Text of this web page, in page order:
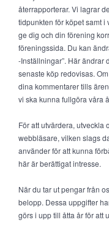
återrapporterar. Vi lagrar
tidpunkten för köpet samt i
ge dig och din förening
föreningssida. Du kan
-Inställningar”. Här ändrar
senaste köp redovisas.
dina kommentarer tills
vi ska kunna fullgöra våra
För att utvärdera, utveckla
webbläsare, vilken slags
använder för att kunna
här är berättigat intresse.
När du tar ut pengar från
belopp. Dessa uppgifter
görs i upp till åtta år för att